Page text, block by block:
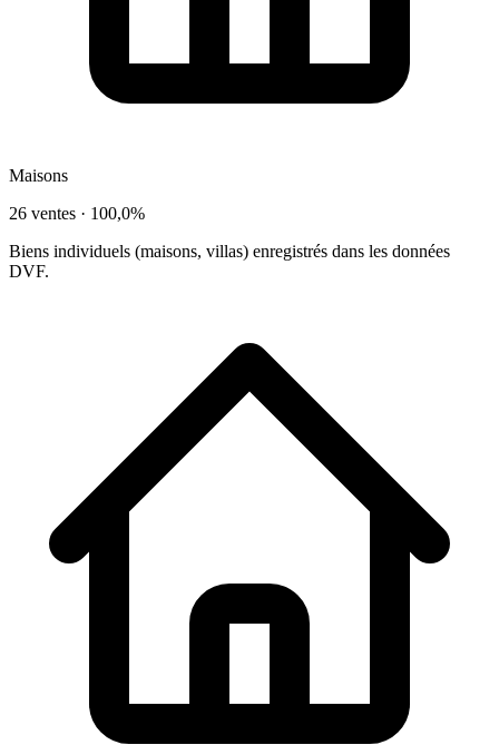
Maisons
26 ventes · 100,0%
Biens individuels (maisons, villas) enregistrés dans les données
DVF.